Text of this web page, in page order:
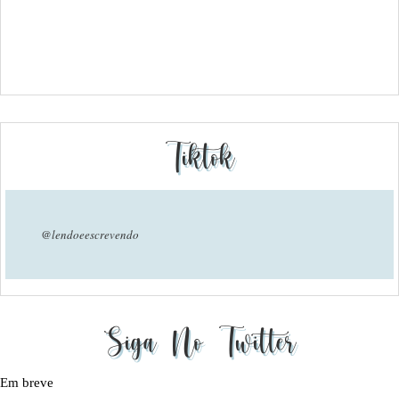
Tiktok
@lendoeescrevendo
Siga No Twitter
Em breve